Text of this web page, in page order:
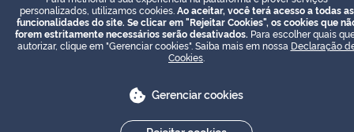
personalizados, utilizamos cookies. Ao aceitar, você terá acesso a todas as
funcionalidades do site. Se clicar em "Rejeitar Cookies", os cookies que
forem estritamente necessários serão desativados. Para escolher quais
autorizar, clique em "Gerenciar cookies". Saiba mais em nossa Declaração
Cookies
Gerenciar cookies